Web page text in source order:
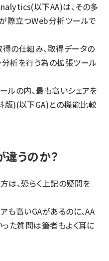
以下AA)は、その多
際立つWeb分析ツールで
の仕組み、取得データの
分析を行う為の拡張ツール
ルの内、最も高いシェアを
)(以下GA)との機能比較
うのか？
は、恐らく上記の疑問を
も高いGAがあるのに、AA
った質問は筆者もよく耳に